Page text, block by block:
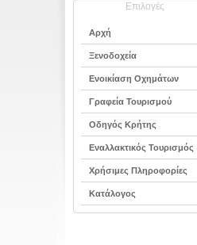
Επιλογές
Αρχή
Ξενοδοχεία
Ενοικίαση Οχημάτων
Γραφεία Τουρισμού
Οδηγός Κρήτης
Εναλλακτικός Τουρισμός
Χρήσιμες Πληροφορίες
Κατάλογος